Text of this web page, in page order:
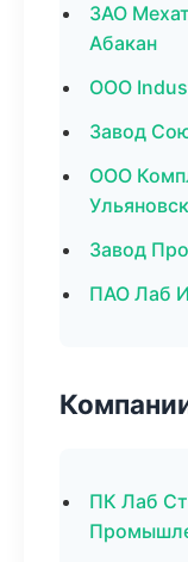
ЗАО
Абакан
ООО
Завод
ООО
Ульяновск
Завод
ПАО Лаб
ПК Лаб